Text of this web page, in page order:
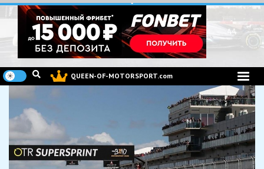
Перейти
к
содержимому
QUEEN-OF-MOTORSPORT.com